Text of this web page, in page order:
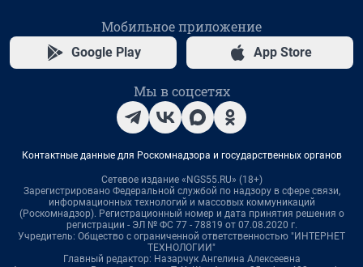
Мобильное приложение
Google Play App Store
Мы в соцсетях
Контактные данные для Роскомнадзора и государственных органов
Сетевое издание «NGS55.RU» (18+)
Зарегистрировано Федеральной службой по надзору в сфере связи,
информационных технологий и массовых коммуникаций
(Роскомнадзор). Регистрационный номер и дата принятия решения о
регистрации - ЭЛ № ФС 77 - 78819 от 07.08.2020 г.
Учредитель: Общество с ограниченной ответственностью "ИНТЕРНЕТ
ТЕХНОЛОГИИ"
Главный редактор: Назарчук Ангелина Алексеевна